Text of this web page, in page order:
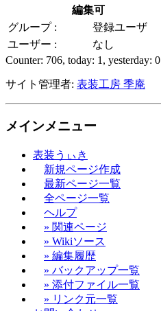
編集可
グループ :
登録ユーザ
ユーザー :
なし
Counter: 706, today: 1, yesterday: 0
サイト管理者: 表装工房 季庵
メインメニュー
表装うぃき
新規ページ作成
最新ページ一覧
全ページ一覧
ヘルプ
» 関連ページ
» Wikiソース
» 編集履歴
» バックアップ一覧
» 添付ファイル一覧
» リンク元一覧